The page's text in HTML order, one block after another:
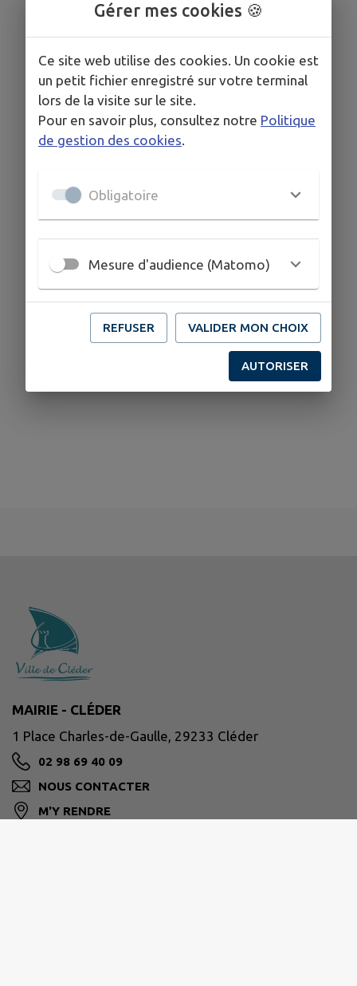
Rue Amiral de Kersaint, 29233 Cléder
02 98 69 33 82
MAIRIE - CLÉDER
1 Place Charles-de-Gaulle, 29233 Cléder
02 98 69 40 09
NOUS CONTACTER
M'Y RENDRE
Gérer mes cookies 🍪
Ce site web utilise des cookies. Un cookie est
un petit fichier enregistré sur votre terminal
lors de la visite sur le site.
Pour en savoir plus, consultez notre Politique
de gestion des cookies.
Obligatoire
Mesure d'audience (Matomo)
REFUSER VALIDER MON CHOIX
AUTORISER